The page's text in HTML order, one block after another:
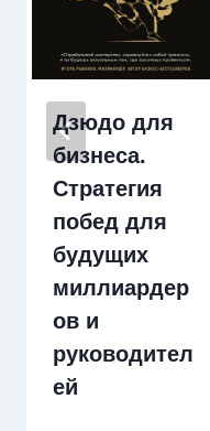
Дзюдо для
бизнеса.
Стратегия
побед для
будущих
миллиардер
ов и
руководител
ей